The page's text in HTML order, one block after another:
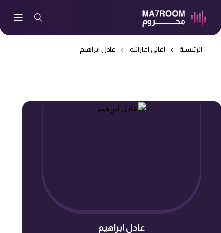
الرئيسية اغاني اماراتيه عادل ابراهيم
عادل ابراهيم